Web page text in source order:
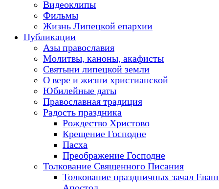
Видеоклипы
Фильмы
Жизнь Липецкой епархии
Публикации
Азы православия
Молитвы, каноны, акафисты
Святыни липецкой земли
О вере и жизни христианской
Юбилейные даты
Православная традиция
Радость праздника
Рождество Христово
Крещение Господне
Пасха
Преображение Господне
Толкование Священного Писания
Толкование праздничных зачал